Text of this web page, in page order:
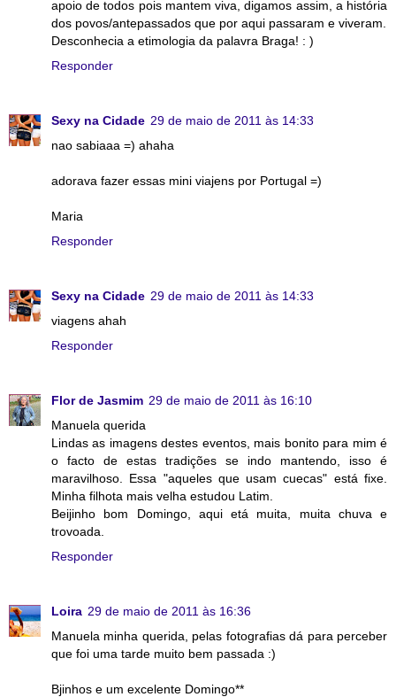
apoio de todos pois mantem viva, digamos assim, a história
dos povos/antepassados que por aqui passaram e viveram.
Desconhecia a etimologia da palavra Braga! : )
Responder
Sexy na Cidade 29 de maio de 2011 às 14:33
nao sabiaaa =) ahaha
adorava fazer essas mini viajens por Portugal =)
Maria
Responder
Sexy na Cidade 29 de maio de 2011 às 14:33
viagens ahah
Responder
Flor de Jasmim 29 de maio de 2011 às 16:10
Manuela querida
Lindas as imagens destes eventos, mais bonito para mim é
o facto de estas tradições se indo mantendo, isso é
maravilhoso. Essa "aqueles que usam cuecas" está fixe.
Minha filhota mais velha estudou Latim.
Beijinho bom Domingo, aqui etá muita, muita chuva e
trovoada.
Responder
Loira 29 de maio de 2011 às 16:36
Manuela minha querida, pelas fotografias dá para perceber
que foi uma tarde muito bem passada :)
Bjinhos e um excelente Domingo**